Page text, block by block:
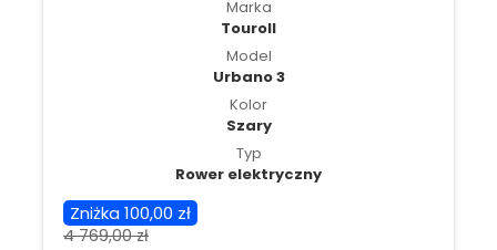
Marka
Touroll
Model
Urbano 3
Kolor
Szary
Typ
Rower elektryczny
Zniżka 100,00 zł
4 769,00 zł